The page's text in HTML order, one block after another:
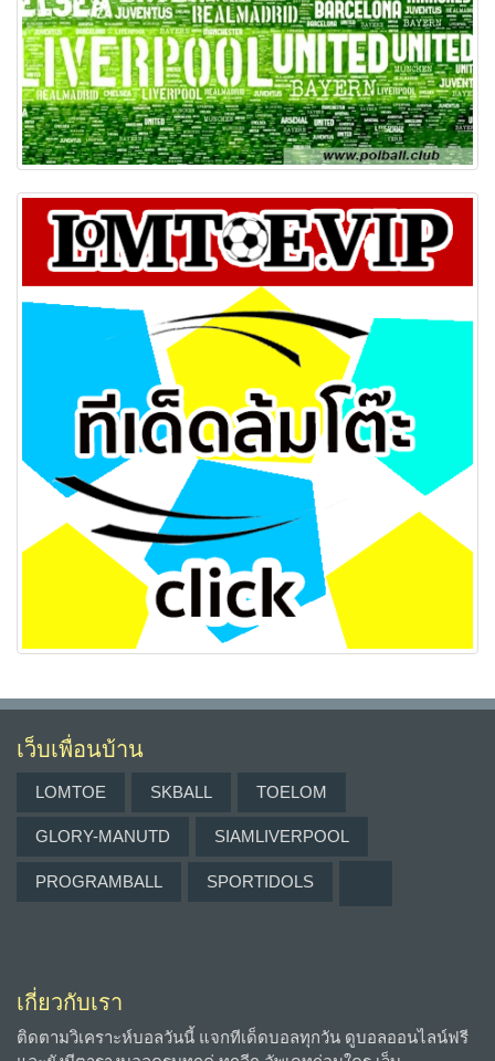
เว็บเพื่อนบ้าน
LOMTOE SKBALL TOELOM
GLORY-MANUTD SIAMLIVERPOOL
PROGRAMBALL SPORTIDOLS
เกี่ยวกับเรา
ติดตามวิเคราะห์บอลวันนี้ แจกทีเด็ดบอลทุกวัน ดูบอลออนไลน์ฟรี